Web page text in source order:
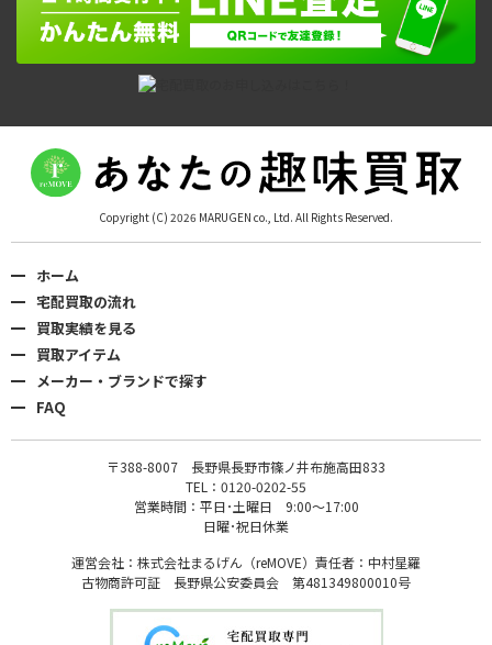
Copyright (C) 2026 MARUGEN co., Ltd. All Rights Reserved.
ホーム
宅配買取の流れ
買取実績を見る
買取アイテム
メーカー・ブランドで探す
FAQ
〒388-8007 長野県長野市篠ノ井布施高田833
TEL：0120-0202-55
営業時間：平日･土曜日 9:00〜17:00
日曜･祝日休業
運営会社：株式会社まるげん（reMOVE）責任者：中村星羅
古物商許可証 長野県公安委員会 第481349800010号